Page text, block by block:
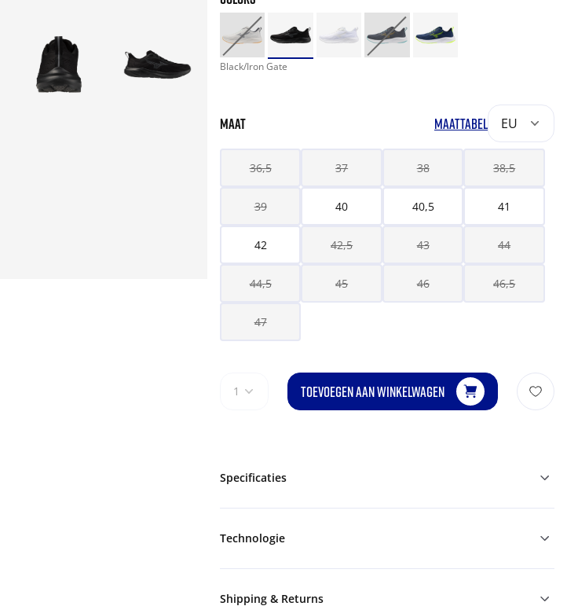
Black/Iron Gate
MAAT MAATTABEL EU
36,5 37 38 38,5
39 40 40,5 41
42 42,5 43 44
44,5 45 46 46,5
47
1 TOEVOEGEN AAN WINKELWAGEN
Specificaties
Technologie
Shipping & Returns